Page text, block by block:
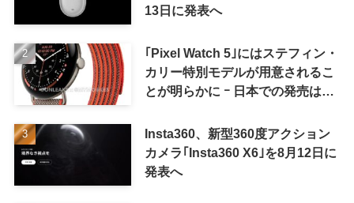
13日に発表へ
｢Pixel Watch 5｣にはステフィン・
カリー特別モデルが用意されるこ
とが明らかに ｰ 日本での発売は期
Insta360、新型360度アクション
カメラ｢Insta360 X6｣を8月12日に
発表へ